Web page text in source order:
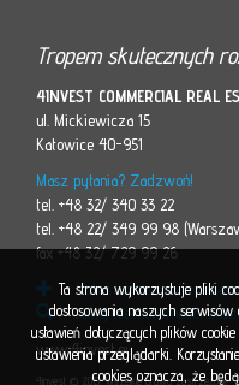
Tropem skutecznych
4INVEST COMMERCIAL REAL
ul. Mickiewicza 15
Katowice 40-951
Masz pytania? Zadzwoń!
tel. +48 32/ 340 33 22
tel. +48 22/ 349 99 98
fax +48 32/ 729 99 26
Zgłoś sprzedaż/wynajem
Jakiej nieruchomości
www.4invest.eu
4invest © 2015. Wszelkie prawa zastrzeżone
Ta strona wykorzystuje pliki
dostosowania naszych
ustawień dotyczących plików
ustawienia przeglądarki.
cookies oznacza, że